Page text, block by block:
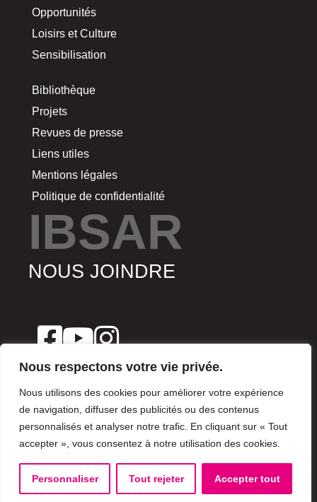
Nous respectons votre vie privée.
Nous utilisons des cookies pour améliorer votre expérience
de navigation, diffuser des publicités ou des contenus
personnalisés et analyser notre trafic. En cliquant sur « Tout
accepter », vous consentez à notre utilisation des cookies.
Personnaliser Tout rejeter Accepter tout
Opportunités
Loisirs et Culture
Sensibilisation
Bibliothèque
Projets
Revues de presse
Liens utiles
Mentions légales
Politique de confidentialité
IBSAR
NOUS JOINDRE
(+216) 29 180 780
10 rue de Hollande 1000 Tunis, Tunisie